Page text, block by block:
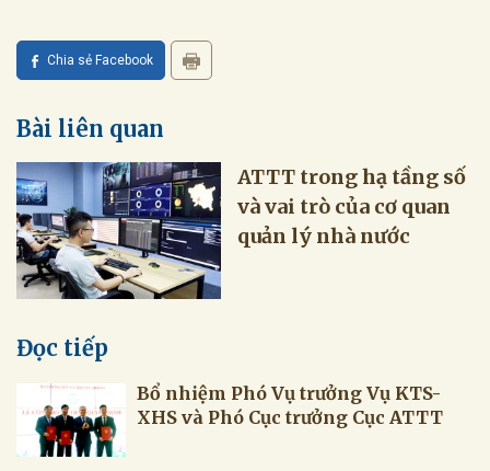
Chia sẻ Facebook
Bài liên quan
ATTT trong hạ tầng số
và vai trò của cơ quan
quản lý nhà nước
Đọc tiếp
Bổ nhiệm Phó Vụ trưởng Vụ KTS-
XHS và Phó Cục trưởng Cục ATTT